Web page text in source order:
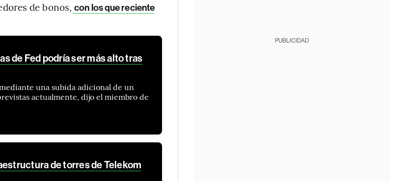
de bonos, con los que reciente
de Fed podría ser más alto tras
una subida adicional de un
actualmente, dijo el miembro de
de torres de Telekom
PUBLICIDAD